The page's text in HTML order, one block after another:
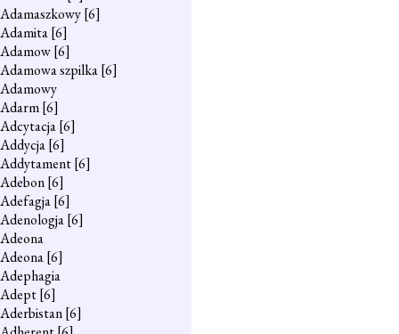
Adamaszkowy[6]
Adamita[6]
Adamow[6]
Adamowa szpilka[6]
Adamowy
Adarm[6]
Adcytacja[6]
Addycja[6]
Addytament[6]
Adebon[6]
Adefagja[6]
Adenologja[6]
Adeona
Adeona[6]
Adephagia
Adept[6]
Aderbistan[6]